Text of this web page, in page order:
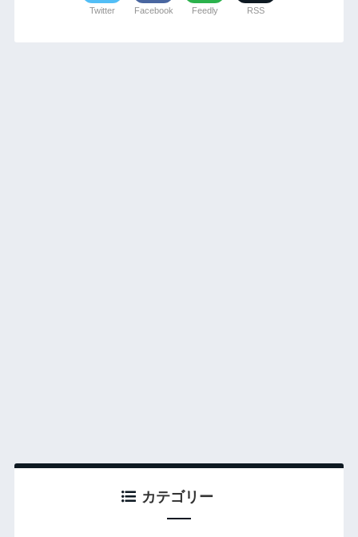
Twitter Facebook Feedly RSS
カテゴリー